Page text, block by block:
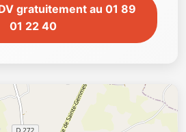
gratuitement au 01 89
01 22 40